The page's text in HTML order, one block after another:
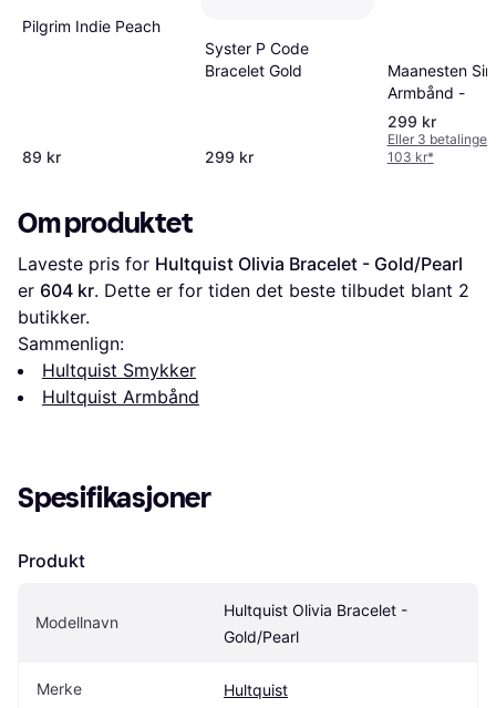
Pilgrim Indie Peach
89 kr
Syster P Code
Bracelet Gold
299 kr
Maanesten
Armbånd -
299 kr
Eller 3 betalinger
103 kr*
Om produktet
Laveste pris for Hultquist Olivia Bracelet - Gold/Pearl
er 604 kr. Dette er for tiden det beste tilbudet blant 2
butikker.
Sammenlign:
Hultquist Smykker
Hultquist Armbånd
Spesifikasjoner
Produkt
Modellnavn
Hultquist Olivia Bracelet -
Gold/Pearl
Merke Hultquist